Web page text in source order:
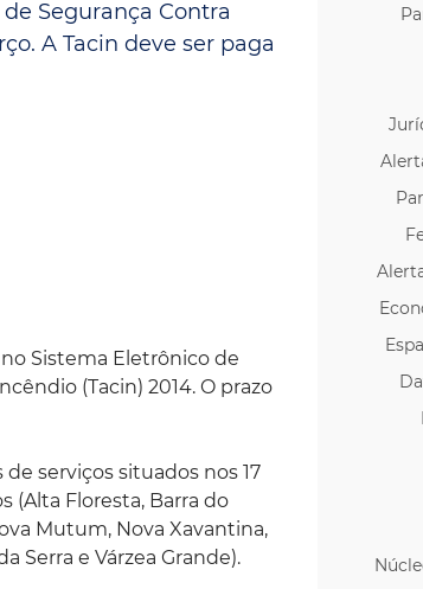
Espaços p/ Locação
Segurança Contra
A Tacin deve ser paga
Sistema Eletrônico de
(Tacin) 2014. O prazo
serviços situados nos 17
(Alta Floresta, Barra do
Mutum, Nova Xavantina,
Serra e Várzea Grande).